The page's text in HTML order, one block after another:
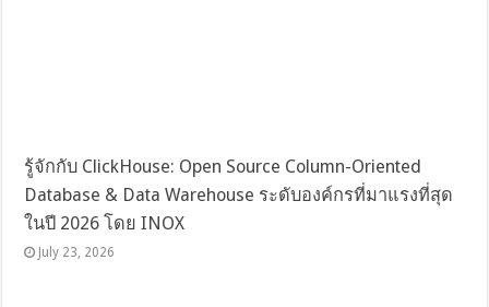
รู้จักกับ ClickHouse: Open Source Column-Oriented
Database & Data Warehouse ระดับองค์กรที่มาแรงที่สุด
ในปี 2026 โดย INOX
July 23, 2026